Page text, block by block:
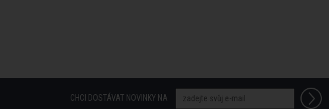
CHCI DOSTÁVAT NOVINKY NA